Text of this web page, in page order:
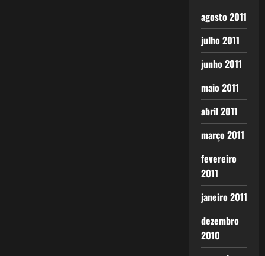
agosto 2011
julho 2011
junho 2011
maio 2011
abril 2011
março 2011
fevereiro
2011
janeiro 2011
dezembro
2010